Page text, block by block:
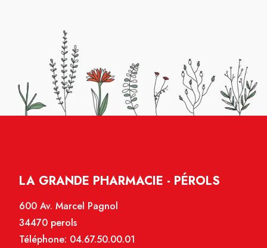
LA GRANDE PHARMACIE - PÉROLS
600 Av. Marcel Pagnol
34470 perols
Téléphone: 04.67.50.00.01